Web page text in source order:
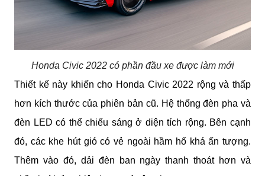
Honda Civic 2022 có phần đầu xe được làm mới
Thiết kế này khiến cho Honda Civic 2022 rộng và thấp
hơn kích thước của phiên bản cũ. Hệ thống đèn pha và
đèn LED có thể chiếu sáng ở diện tích rộng. Bên cạnh
đó, các khe hút gió có vẻ ngoài hầm hố khá ấn tượng.
Thêm vào đó, dải đèn ban ngày thanh thoát hơn và